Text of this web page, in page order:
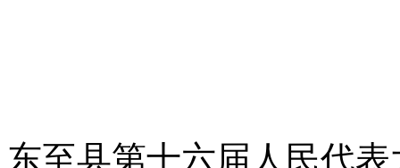
东至县第十六届人民代